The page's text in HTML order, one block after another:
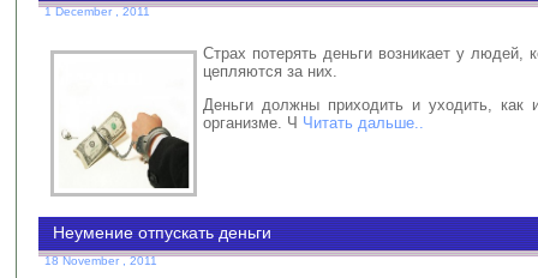
1 December , 2011
Страх потерять деньги возникает у людей,
цепляются за них.
Деньги должны приходить и уходить, как
организме. Ч Читать дальше..
Неумение отпускать деньги
18 November , 2011